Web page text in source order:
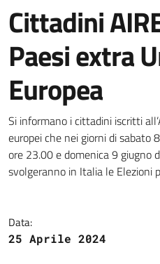
Cittadini
Paesi extra
Europea
Dettagli della
Si informano i cittadini iscritti
europei che nei giorni di
ore 23.00 e domenica 9 giugno
svolgeranno in Italia le Elezioni
Data:
25 Aprile 2024